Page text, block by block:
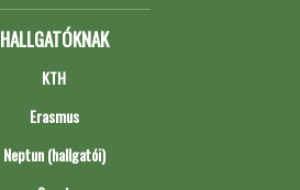
HALLGATÓKNAK
KTH
Erasmus
Neptun (hallgatói)